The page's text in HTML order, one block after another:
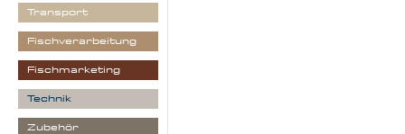
Transport
Fischverarbeitung
Fischmarketing
Technik
Zubehör